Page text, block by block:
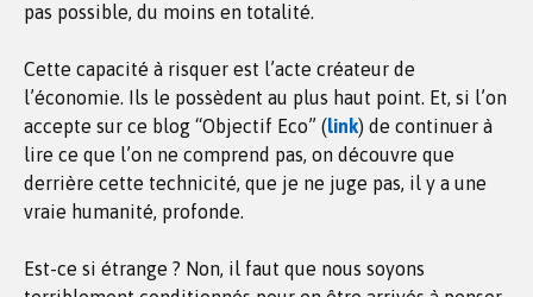
pas possible, du moins en totalité.
Cette capacité à risquer est l’acte créateur de
l’économie. Ils le possèdent au plus haut point. Et, si l’on
accepte sur ce blog “Objectif Eco” (link) de continuer à
lire ce que l’on ne comprend pas, on découvre que
derrière cette technicité, que je ne juge pas, il y a une
vraie humanité, profonde.
Est-ce si étrange ? Non, il faut que nous soyons